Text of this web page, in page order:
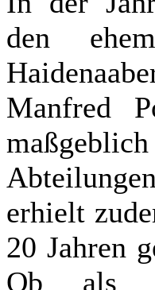
den
Manfred
erhielt
20 Jahren
Ob als